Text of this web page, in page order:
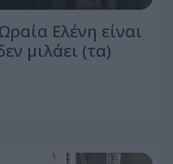
Ελένη είναι
μιλάει (τα)